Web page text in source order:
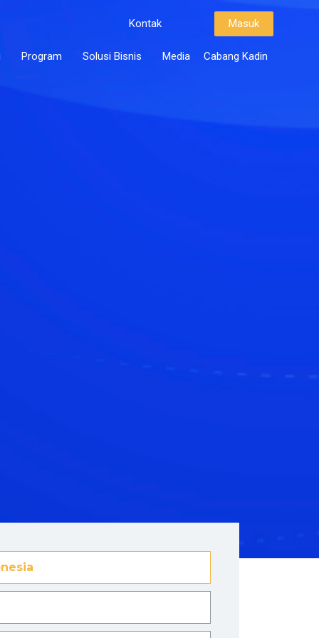
Kontak Masuk
Program Solusi Bisnis Media Cabang Kadin